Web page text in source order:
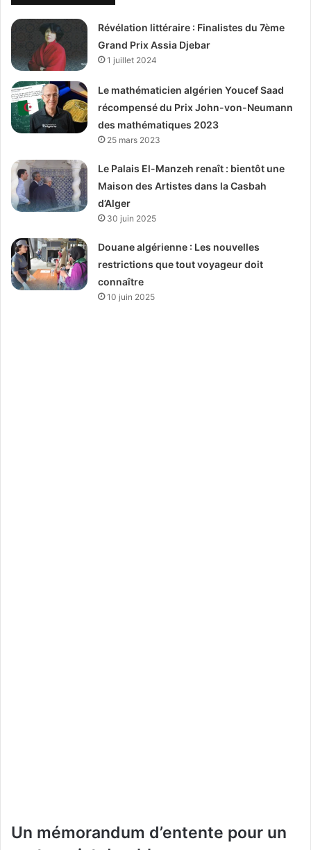
Révélation littéraire : Finalistes du 7ème
Grand Prix Assia Djebar
1 juillet 2024
Le mathématicien algérien Youcef Saad
récompensé du Prix John-von-Neumann
des mathématiques 2023
25 mars 2023
Le Palais El-Manzeh renaît : bientôt une
Maison des Artistes dans la Casbah
d’Alger
30 juin 2025
Douane algérienne : Les nouvelles
restrictions que tout voyageur doit
connaître
10 juin 2025
Un mémorandum d’entente pour un